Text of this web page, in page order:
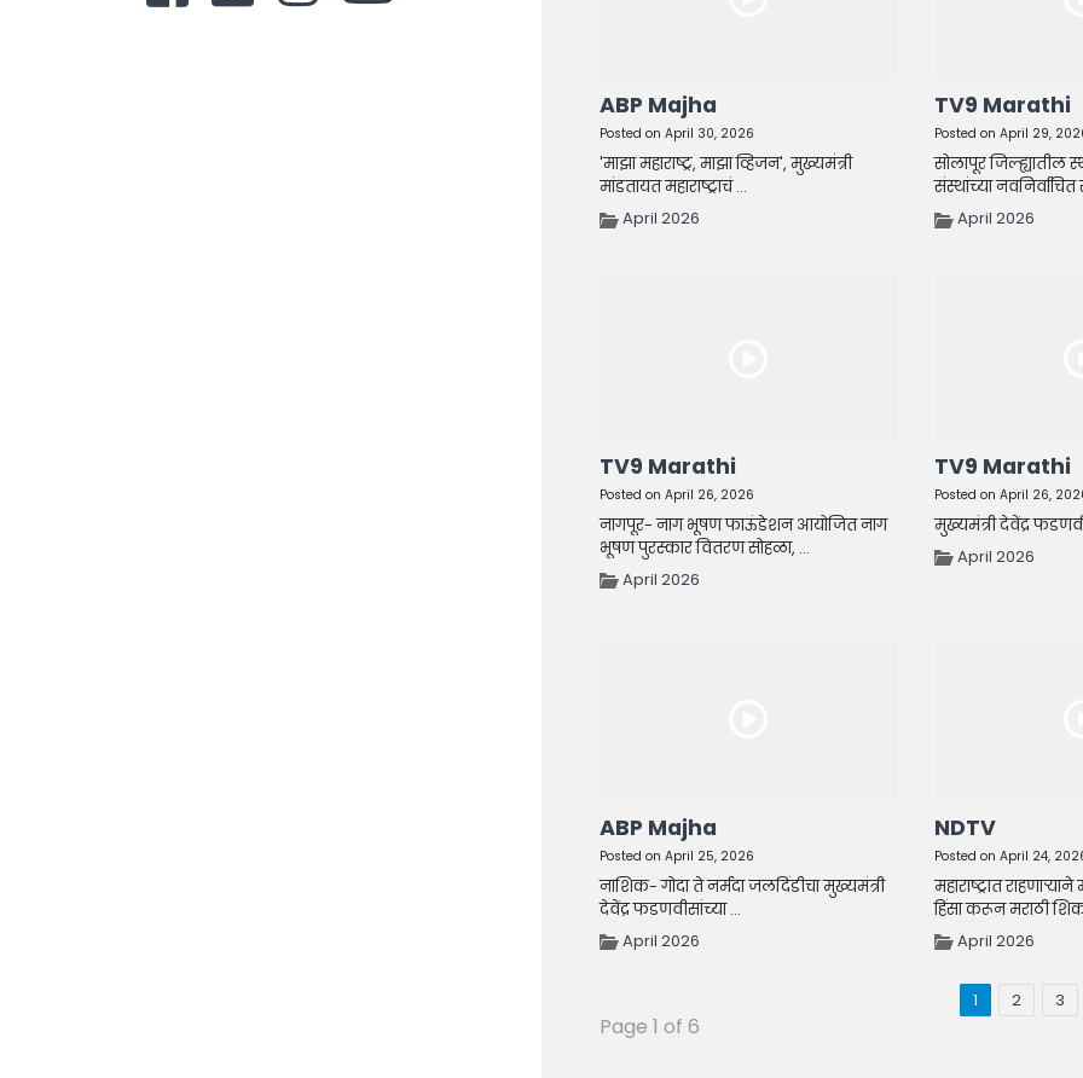
ABP Majha
Posted on April 30, 2026
'माझा महाराष्ट्र, माझा व्हिजन', मुख्यमंत्री
मांडतायत महाराष्ट्राचं ...
April 2026
TV9 Marathi
Posted on April 29,
सोलापूर जिल्ह्यातील
संस्थांच्या नवनिर्वाचित
April 2026
TV9 Marathi
Posted on April 26, 2026
नागपूर- नाग भूषण फाऊंडेशन आयोजित नाग
भूषण पुरस्कार वितरण सोहळा, ...
April 2026
TV9 Marathi
Posted on April 26,
मुख्यमंत्री देवेंद्र
April 2026
ABP Majha
Posted on April 25, 2026
नाशिक- गोदा ते नर्मदा जलदिंडीचा मुख्यमंत्री
देवेंद्र फडणवीसांच्या ...
April 2026
NDTV
Posted on April 24,
महाराष्ट्रात
हिंसा करून मराठी
April 2026
1 2 3
Page 1 of 6